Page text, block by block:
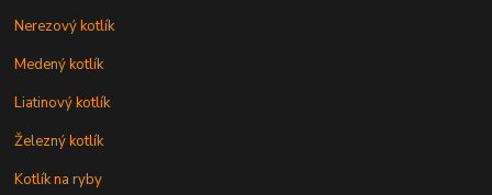
Nerezový kotlík
Medený kotlík
Liatinový kotlík
Železný kotlík
Kotlík na ryby